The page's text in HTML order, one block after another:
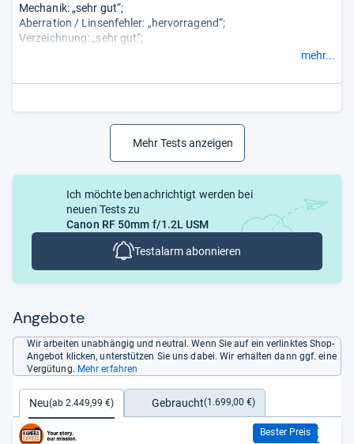
Mechanik: „sehr gut“;
Aberration / Linsenfehler: „hervorragend“;
Verzeichnung: „sehr gut“;
Bokeh: „sehr gut“;
Auflösung: „hervorragend“.
mehr...
Mehr Tests anzeigen
Ich möchte benachrichtigt werden bei
neuen Tests zu
Canon RF 50mm f/1.2L USM
Testalarm abonnieren
Angebote
Wir arbeiten unabhängig und neutral. Wenn Sie auf ein verlinktes Shop-
Angebot klicken, unterstützen Sie uns dabei. Wir erhalten dann ggf. eine
Vergütung. Mehr erfahren
Neu(ab 2.449,99 €) Gebraucht(1.699,00 €)
Bester Preis
2.449,99 €